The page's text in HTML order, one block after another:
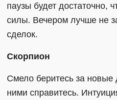
паузы будет достаточно,
силы. Вечером лучше не
сделок.
Скорпион
Смело беритесь за новые
ними справитесь.